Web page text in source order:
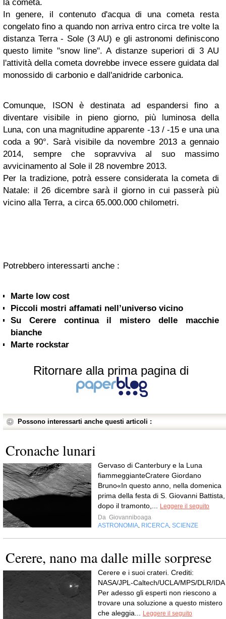
la cometa.
In genere, il contenuto d'acqua di una cometa resta
congelato fino a quando non arriva entro circa tre volte la
distanza Terra - Sole (3 AU) e gli astronomi definiscono
questo limite "snow line". A distanze superiori di 3 AU
l'attività della cometa dovrebbe invece essere guidata dal
monossido di carbonio e dall'anidride carbonica.
Comunque, ISON è destinata ad espandersi fino a
diventare visibile in pieno giorno, più luminosa della
Luna, con una magnitudine apparente -13 / -15 e una una
coda a 90°. Sarà visibile da novembre 2013 a gennaio
2014, sempre che sopravviva al suo massimo
avvicinamento al Sole il 28 novembre 2013.
Per la tradizione, potrà essere considerata la cometa di
Natale: il 26 dicembre sarà il giorno in cui passerà più
vicino alla Terra, a circa 65.000.000 chilometri.
Potrebbero interessarti anche :
Marte low cost
Piccoli mostri affamati nell’universo vicino
Su Cerere continua il mistero delle macchie
bianche
Marte rockstar
Ritornare alla prima pagina di
Possono interessarti anche questi articoli :
Cronache lunari
Gervaso di Canterbury e la Luna
fiammeggianteCratere Giordano
Bruno«In questo anno, nella domenica
prima della festa di S. Giovanni Battista,
dopo il tramonto,... Leggere il seguito
Da Giovanniboaga
ASTRONOMIA, RICERCA, SCIENZE
Cerere, nano ma dalle mille sorprese
Cerere e i suoi crateri. Crediti:
NASA/JPL-Caltech/UCLA/MPS/DLR/IDA
Per adesso gli esperti non riescono a
trovare una soluzione a questo mistero
che aleggia... Leggere il seguito